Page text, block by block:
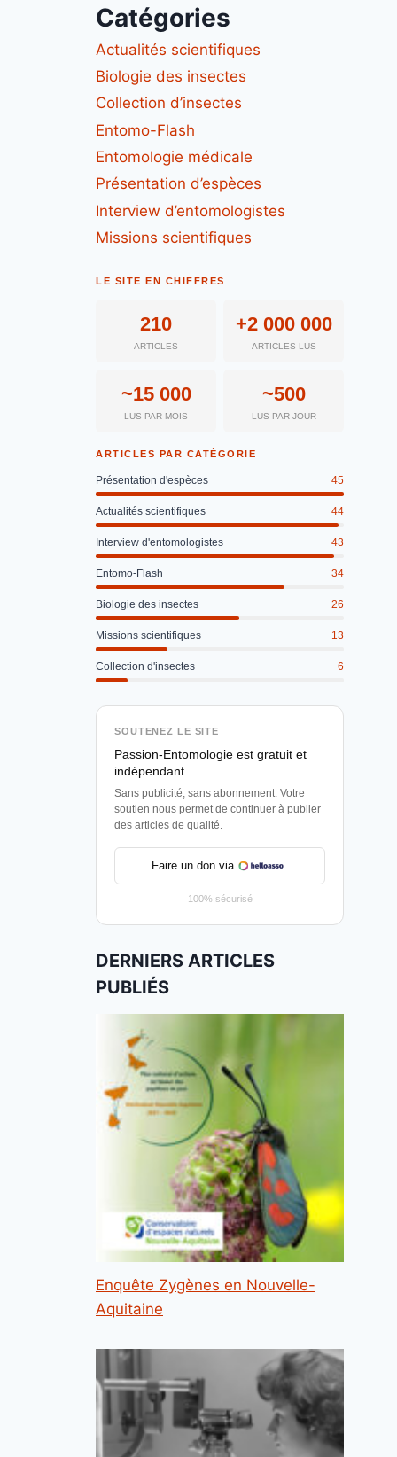
Catégories
Actualités scientifiques
Biologie des insectes
Collection d’insectes
Entomo-Flash
Entomologie médicale
Présentation d’espèces
Interview d’entomologistes
Missions scientifiques
LE SITE EN CHIFFRES
210
ARTICLES
+2 000 000
ARTICLES LUS
~15 000
LUS PAR MOIS
~500
LUS PAR JOUR
ARTICLES PAR CATÉGORIE
Présentation d'espèces 45
Actualités scientifiques 44
Interview d'entomologistes 43
Entomo-Flash 34
Biologie des insectes 26
Missions scientifiques 13
Collection d'insectes 6
SOUTENEZ LE SITE
Passion-Entomologie est gratuit et
indépendant
Sans publicité, sans abonnement. Votre
soutien nous permet de continuer à publier
des articles de qualité.
Faire un don via
100% sécurisé
DERNIERS ARTICLES
PUBLIÉS
Enquête Zygènes en Nouvelle-
Aquitaine